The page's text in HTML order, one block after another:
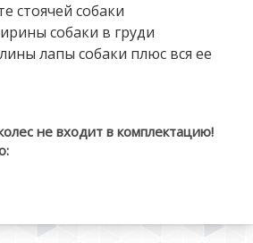
стоячей собаки
собаки в груди
лапы собаки плюс вся ее
не входит в комплектацию!